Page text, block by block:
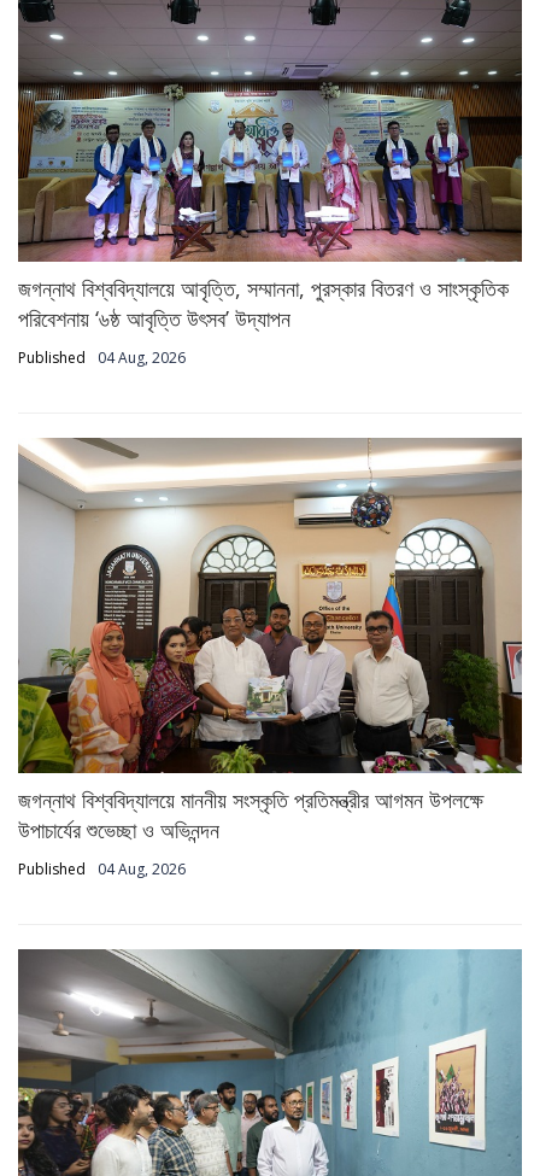
জগন্নাথ বিশ্ববিদ্যালয়ে আবৃত্তি, সম্মাননা, পুরস্কার বিতরণ ও সাংস্কৃতিক
পরিবেশনায় ‘৬ষ্ঠ আবৃত্তি উৎসব’ উদ্‌যাপন
Published 04 Aug, 2026
জগন্নাথ বিশ্ববিদ্যালয়ে মাননীয় সংস্কৃতি প্রতিমন্ত্রীর আগমন উপলক্ষে
উপাচার্যের শুভেচ্ছা ও অভিনন্দন
Published 04 Aug, 2026